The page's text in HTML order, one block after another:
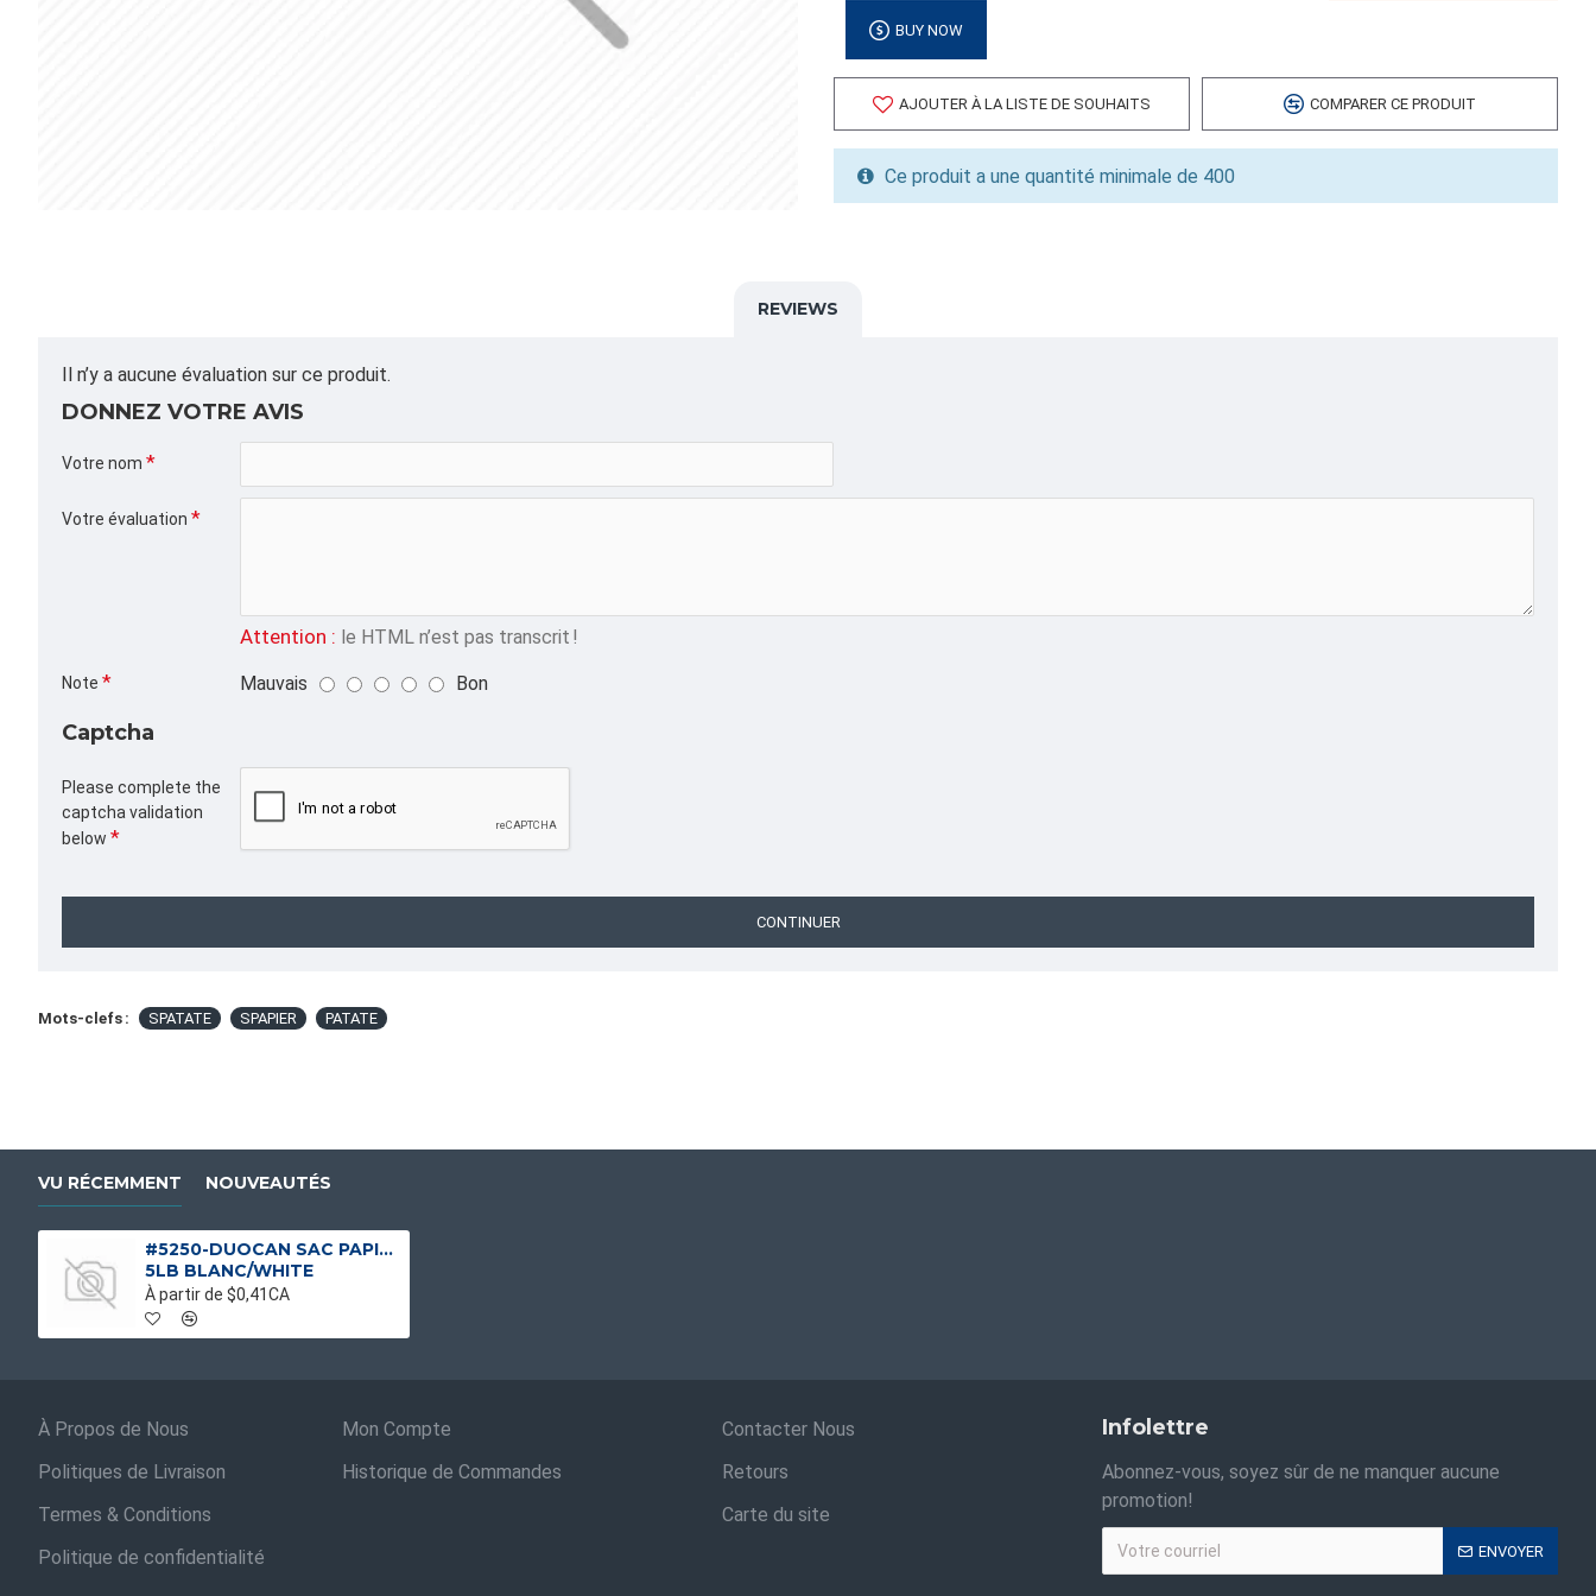
FORMAT DE PALETTE
Quantité par palette: 10000.00
Dimension/pallet:
ALPHA
SPATATE,SPAPIER,PATATE,
BUY NOW
AJOUTER À LA LISTE DE SOUHAITS COMPARER CE PRODUIT
Ce produit a une quantité minimale de 400
REVIEWS
Il n’y a aucune évaluation sur ce produit.
DONNEZ VOTRE AVIS
Votre nom
Votre évaluation
Attention : le HTML n’est pas transcrit !
Note Mauvais Bon
Captcha
Please complete the
captcha validation
below
CONTINUER
Mots-clefs : SPATATE SPAPIER PATATE
VU RÉCEMMENT NOUVEAUTÉS
#5250-DUOCAN SAC PAPIER PATATE GÉNÉRIQUE SANS FENÊTRE
5LB BLANC/WHITE
À partir de $0,41CA
À Propos de Nous
Politiques de Livraison
Termes & Conditions
Politique de confidentialité
Mon Compte
Historique de Commandes
Contacter Nous
Retours
Carte du site
Infolettre
Abonnez-vous, soyez sûr de ne manquer aucune
promotion!
ENVOYER